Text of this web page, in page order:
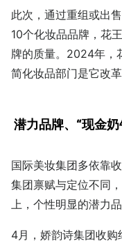
此次，通过重组或出
10个化妆品品牌，花
牌的质量。2024年，
简化妆品部门是它改革
潜力品牌、“现金
国际美妆集团多依靠
集团禀赋与定位不同
上，个性明显的潜力
4月，娇韵诗集团收